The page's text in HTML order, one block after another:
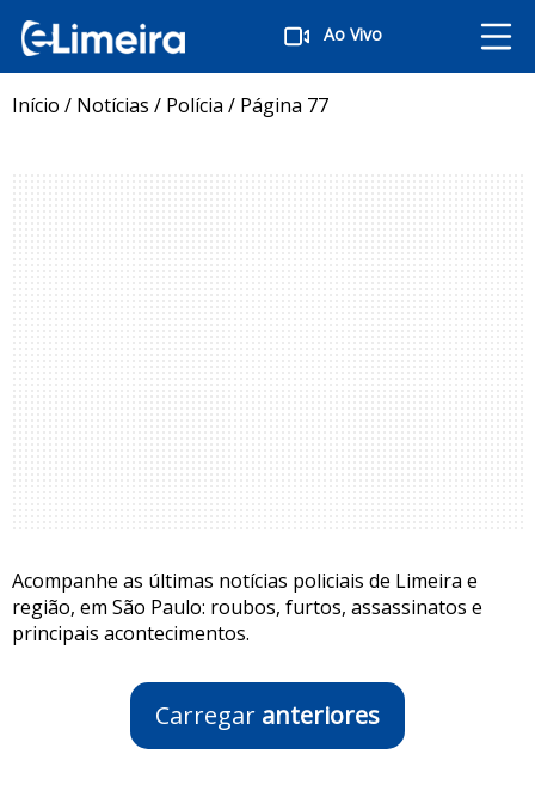
Ao Vivo
Início / Notícias / Polícia / Página 77
Acompanhe as últimas notícias policiais de Limeira e
região, em São Paulo: roubos, furtos, assassinatos e
principais acontecimentos.
Carregar anteriores